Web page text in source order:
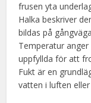
frusen yta
Halka beskriver
bildas på
Temperatur
uppfyllda för att
Fukt är en
vatten i luften